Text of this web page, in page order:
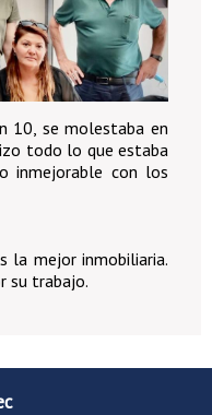
10, se molestaba en
todo lo que estaba
inmejorable con los
la mejor inmobiliaria.
su trabajo.